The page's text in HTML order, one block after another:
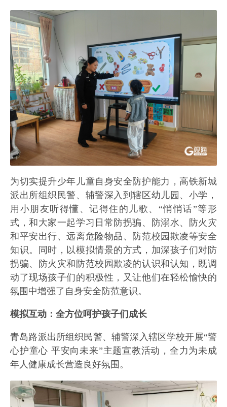
为切实提升少年儿童自身安全防护能力，高铁新城
派出所组织民警、辅警深入到辖区幼儿园、小学，
用小朋友听得懂、记得住的儿歌、“悄悄话”等形
式，和大家一起学习日常防拐骗、防溺水、防火灾
和平安出行、远离危险物品、防范校园欺凌等安全
知识。同时，以模拟情景的方式，加深孩子们对防
拐骗、防火灾和防范校园欺凌的认识和认知，既调
动了现场孩子们的积极性，又让他们在轻松愉快的
氛围中增强了自身安全防范意识。
模拟互动：全方位呵护孩子们成长
青岛路派出所组织民警、辅警深入辖区学校开展“警
心护童心 平安向未来”主题宣教活动，全力为未成
年人健康成长营造良好氛围。